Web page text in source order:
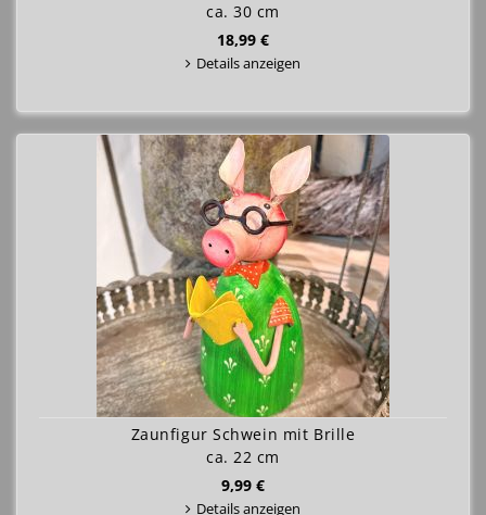
ca. 30 cm
18,99 €
Details anzeigen
Zaunfigur Schwein mit Brille
ca. 22 cm
9,99 €
Details anzeigen